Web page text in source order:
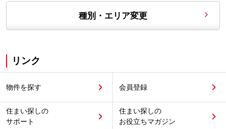
種別・エリア変更
リンク
物件を探す 会員登録
住まい探しの
サポート
住まい探しの
お役立ちマガジン